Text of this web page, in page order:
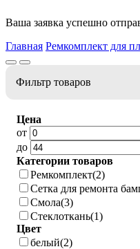
Ваша заявка успешно
Главная Ремкомплект для
Фильтр товаров
Цена
от
до
Категории товаров
Ремкомплект(2)
Сетка для ремонта
Смола(3)
Стеклоткань(1)
Цвет
белый(2)